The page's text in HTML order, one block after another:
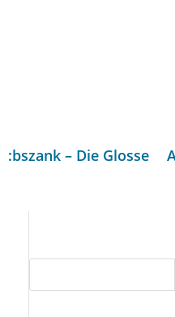
:bszank – Die Glosse